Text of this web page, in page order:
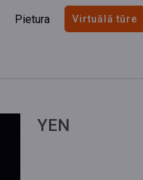
Pietura Virtuālā tūre
YEN